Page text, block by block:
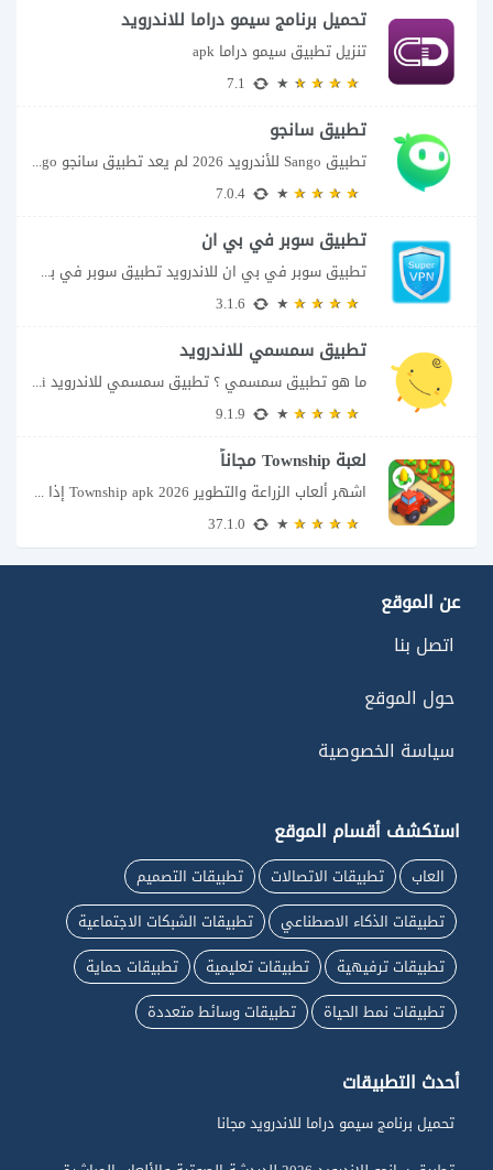
تحميل برنامج سيمو دراما للاندرويد
تنزيل تطبيق سيمو دراما apk
تطبيق سانجو
تطبيق Sango للأندرويد 2026 لم يعد تطبيق سانجو Sango مجرد مساحة لإرسال الرسائل أو...
تطبيق سوبر في بي ان
تطبيق سوبر في بي ان للاندرويد تطبيق سوبر في بي ان من تطبيقات الشبكات...
تطبيق سمسمي للاندرويد
ما هو تطبيق سمسمي ؟ تطبيق سمسمي للاندرويد SimSimi هو برنامج دردشة افتراضية يسمح...
لعبة Township مجاناً
اشهر ألعاب الزراعة والتطوير Township apk 2026 إذا كنت تحب ألعاب الزراعة وبناء المدن،...
عن الموقع
اتصل بنا
حول الموقع
سياسة الخصوصية
استكشف أقسام الموقع
العاب تطبيقات الاتصالات
تطبيقات التصميم
تطبيقات الذكاء الاصطناعي
تطبيقات الشبكات الاجتماعية
تطبيقات ترفيهية
تطبيقات تعليمية
تطبيقات حماية
تطبيقات نمط الحياة
تطبيقات وسائط متعددة
أحدث التطبيقات
تحميل برنامج سيمو دراما للاندرويد مجانا